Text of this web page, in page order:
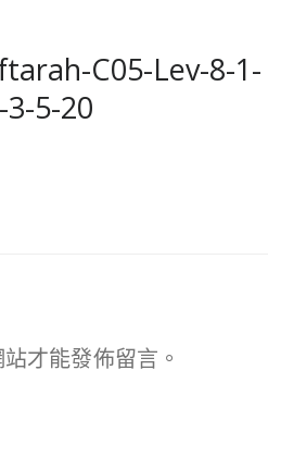
C05-Lev-8-1-
3-5-20
站才能發佈留言。